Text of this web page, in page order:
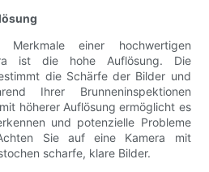
einer hochwertigen
ist die hohe Auflösung. Die
die Schärfe der Bilder und
Ihrer Brunneninspektionen
höherer Auflösung ermöglicht es
und potenzielle Probleme
Sie auf eine Kamera mit
scharfe, klare Bilder.